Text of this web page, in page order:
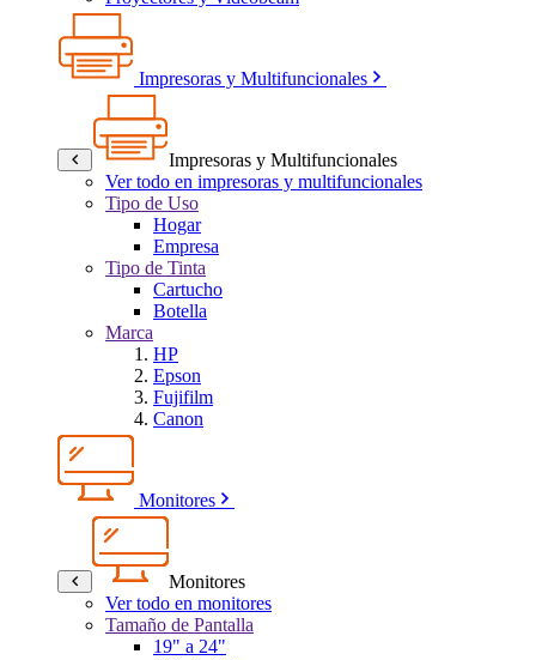
Impresoras y Multifuncionales
Impresoras y Multifuncionales
Ver todo en impresoras y multifuncionales
Tipo de Uso
Hogar
Empresa
Tipo de Tinta
Cartucho
Botella
Marca
HP
Epson
Fujifilm
Canon
Monitores
Monitores
Ver todo en monitores
Tamaño de Pantalla
19" a 24"